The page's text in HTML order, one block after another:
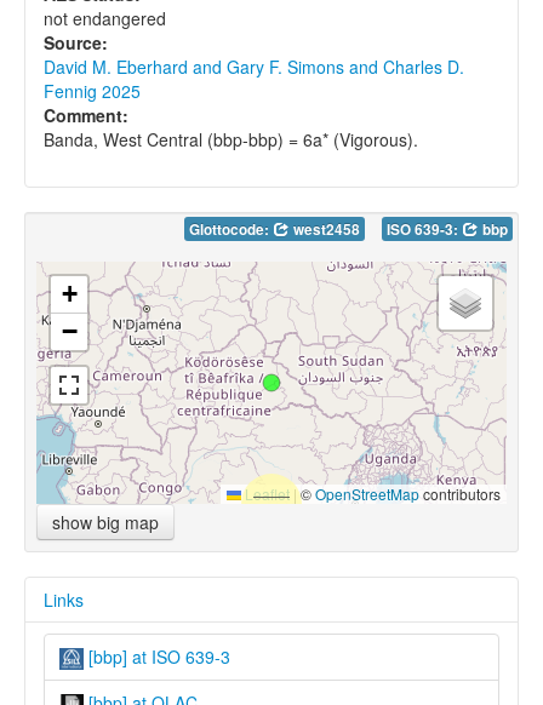
not endangered
Source:
David M. Eberhard and Gary F. Simons and Charles D.
Fennig 2025
Comment:
Banda, West Central (bbp-bbp) = 6a* (Vigorous).
Glottocode: west2458 ISO 639-3: bbp
+
−
Leaflet |©OpenStreetMapcontributors
show big map
Links
[bbp] at ISO 639-3